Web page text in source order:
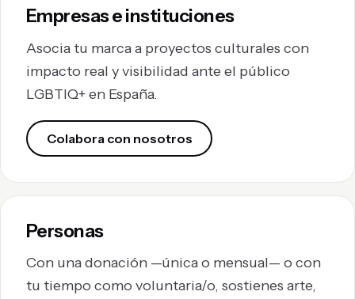
Empresas e instituciones
Asocia tu marca a proyectos culturales con
impacto real y visibilidad ante el público
LGBTIQ+ en España.
Colabora con nosotros
Personas
Con una donación —única o mensual— o con
tu tiempo como voluntaria/o, sostienes arte,